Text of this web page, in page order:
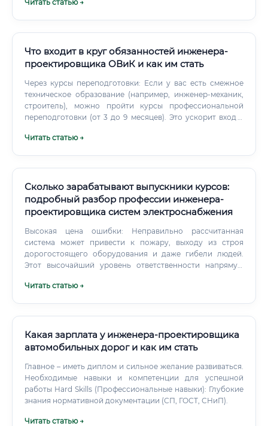
жилых домов, промышленных предприятий, больниц,
программах) создаёт электрическую «нервную систему»
любого здания или сооружения.
Читать статью →
Что входит в круг обязанностей инженера-
проектировщика ОВиК и как им стать
Через курсы переподготовки: Если у вас есть смежное
техническое образование (например, инженер-механик,
строитель), можно пройти курсы профессиональной
переподготовки (от 3 до 9 месяцев). Это ускорит вход в
изучения теории и нормативной базы.
Читать статью →
Сколько зарабатывают выпускники курсов:
подробный разбор профессии инженера-
проектировщика систем электроснабжения
Высокая цена ошибки: Неправильно рассчитанная
система может привести к пожару, выходу из строя
дорогостоящего оборудования и даже гибели людей.
Этот высочайший уровень ответственности напрямую
плату квалифицированного специалиста.
Читать статью →
Какая зарплата у инженера-проектировщика
автомобильных дорог и как им стать
Главное – иметь диплом и сильное желание развиваться.
Необходимые навыки и компетенции для успешной
работы Hard Skills (Профессиональные навыки): Глубокие
знания нормативной документации (СП, ГОСТ, СНиП).
Читать статью →